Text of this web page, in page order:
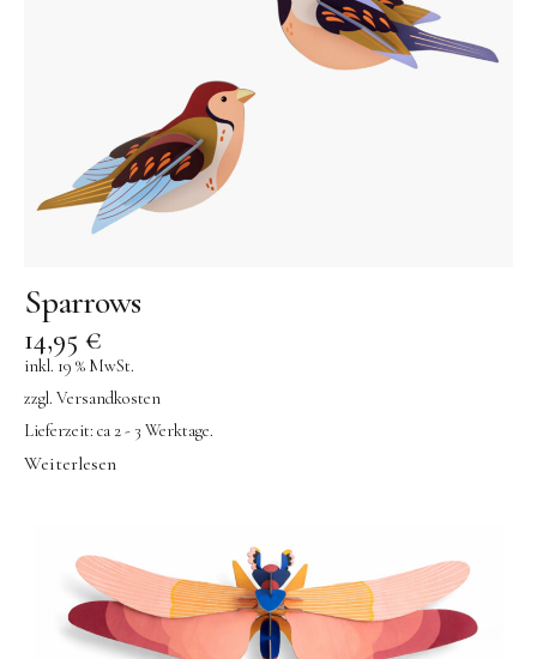
OVO things | Kerzenhalter
PLÜKT | Tees
Sköna Ting | Papeterie
studio ROOF | Bastel-Sets
YEYE Sonnenbrillen für Kinder
the Munio | Duftkerzen & Seifen
Kuscheltiere
Lernspiele
Holzspielzeug
Sparrows
14,95 €
inkl. 19 % MwSt.
zzgl. Versandkosten
Lieferzeit: ca 2 - 3 Werktage.
Weiterlesen